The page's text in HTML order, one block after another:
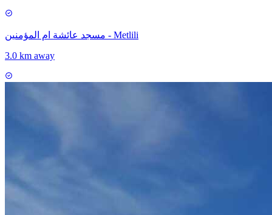
مسجد عائشة ام المؤمنين - Metlili
3.0 km away